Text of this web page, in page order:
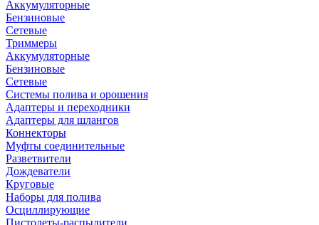
Аккумуляторные
Бензиновые
Сетевые
Триммеры
Аккумуляторные
Бензиновые
Сетевые
Системы полива и орошения
Адаптеры и переходники
Адаптеры для шлангов
Коннекторы
Муфты соединительные
Разветвители
Дождеватели
Круговые
Наборы для полива
Осциллирующие
Пистолеты-распылители